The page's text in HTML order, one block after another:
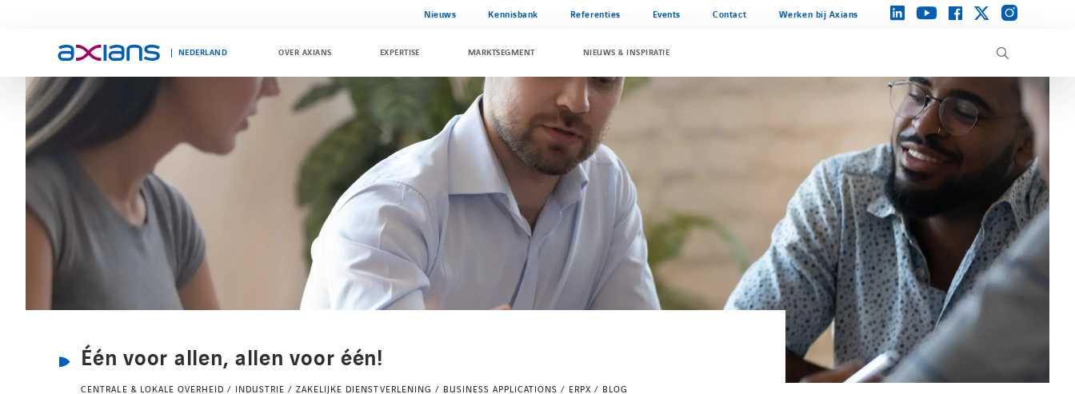
Nieuws Kennisbank Referenties Events Contact Werken bij Axians linkedinyoutubefacebooktwitterinstagram
NEDERLAND OVER AXIANS EXPERTISE MARKTSEGMENT NIEUWS & INSPIRATIE
Search
keywords
Één voor allen, allen voor één!
CENTRALE & LOKALE OVERHEID / INDUSTRIE / ZAKELIJKE DIENSTVERLENING / BUSINESS APPLICATIONS / ERPX / BLOG